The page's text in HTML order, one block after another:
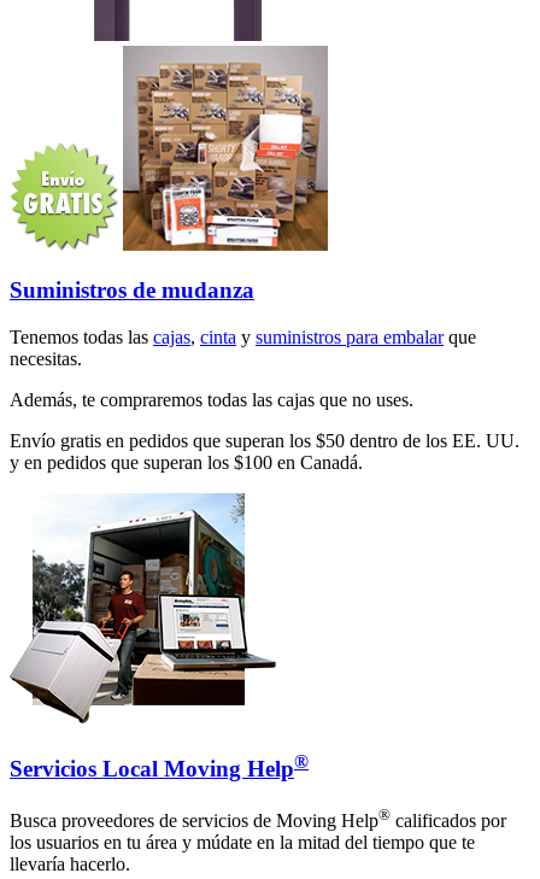
Suministros de mudanza
Tenemos todas las cajas, cinta y suministros para embalarque
necesitas.
Además, te compraremos todas las cajas que no uses.
Envío gratis en pedidos que superan los $50 dentro de los EE. UU.
y en pedidos que superan los $100 en Canadá.
Servicios Local Moving Help®
Busca proveedores de servicios de Moving Help® calificados por
los usuarios en tu área y múdate en la mitad del tiempo que te
llevaría hacerlo.